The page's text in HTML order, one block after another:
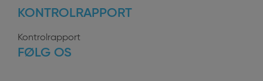
KONTROLRAPPORT
Kontrolrapport
FØLG OS